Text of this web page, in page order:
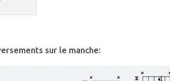
sur le manche: